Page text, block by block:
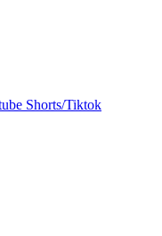
Shorts/Tiktok